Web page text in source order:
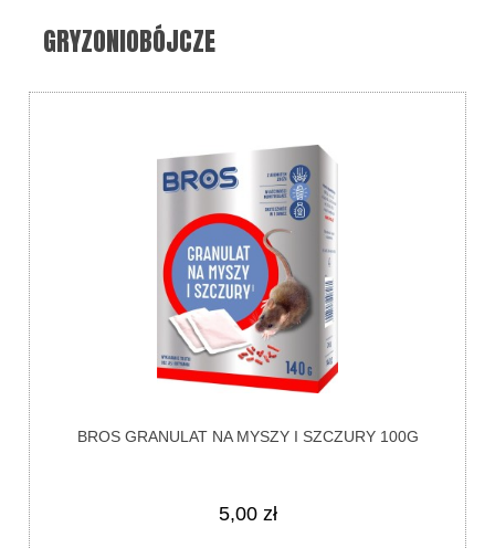
GRYZONIOBÓJCZE
BROS GRANULAT NA MYSZY I SZCZURY 100G
5,00 zł